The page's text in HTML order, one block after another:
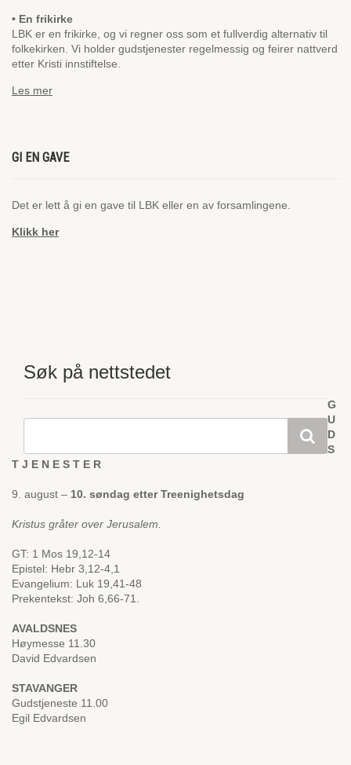
• En frikirke
LBK er en frikirke, og vi regner oss som et fullverdig alternativ til
folkekirken. Vi holder gudstjenester regelmessig og feirer nattverd
etter Kristi innstiftelse.
Les mer
GI EN GAVE
Det er lett å gi en gave til LBK eller en av forsamlingene.
Klikk her
Søk på nettstedet
G
U
D
S
T J E N E S T E R
9. august – 10. søndag etter Treenighetsdag
Kristus gråter over Jerusalem.
GT: 1 Mos 19,12-14
Epistel: Hebr 3,12-4,1
Evangelium: Luk 19,41-48
Prekentekst: Joh 6,66-71.
AVALDSNES
Høymesse 11.30
David Edvardsen
STAVANGER
Gudstjeneste 11.00
Egil Edvardsen